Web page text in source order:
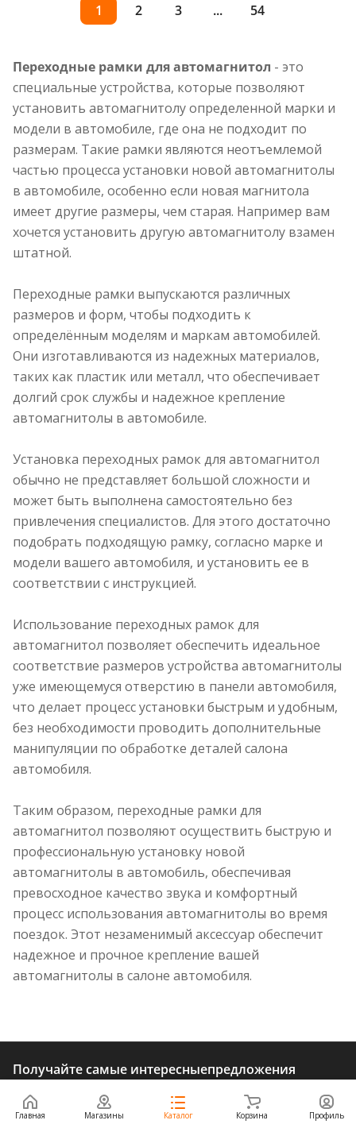
1 2 3 ... 54
Переходные рамки для автомагнитол - это
специальные устройства, которые позволяют
установить автомагнитолу определенной марки и
модели в автомобиле, где она не подходит по
размерам. Такие рамки являются неотъемлемой
частью процесса установки новой автомагнитолы
в автомобиле, особенно если новая магнитола
имеет другие размеры, чем старая. Например вам
хочется установить другую автомагнитолу взамен
штатной.
Переходные рамки выпускаются различных
размеров и форм, чтобы подходить к
определённым моделям и маркам автомобилей.
Они изготавливаются из надежных материалов,
таких как пластик или металл, что обеспечивает
долгий срок службы и надежное крепление
автомагнитолы в автомобиле.
Установка переходных рамок для автомагнитол
обычно не представляет большой сложности и
может быть выполнена самостоятельно без
привлечения специалистов. Для этого достаточно
подобрать подходящую рамку, согласно марке и
модели вашего автомобиля, и установить ее в
соответствии с инструкцией.
Использование переходных рамок для
автомагнитол позволяет обеспечить идеальное
соответствие размеров устройства автомагнитолы
уже имеющемуся отверстию в панели автомобиля,
что делает процесс установки быстрым и удобным,
без необходимости проводить дополнительные
манипуляции по обработке деталей салона
автомобиля.
Таким образом, переходные рамки для
автомагнитол позволяют осуществить быструю и
профессиональную установку новой
автомагнитолы в автомобиль, обеспечивая
превосходное качество звука и комфортный
процесс использования автомагнитолы во время
поездок. Этот незаменимый аксессуар обеспечит
надежное и прочное крепление вашей
автомагнитолы в салоне автомобиля.
Получайте самые интересныепредложения
первыми!
Главная Магазины Каталог Корзина Профиль